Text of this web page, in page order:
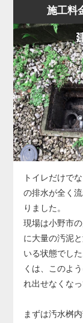
に排水される
作業後、お客
ることが多い
る」ことをお
に置かないよ
に水位が上が
子。
小野市の住宅
まり」は便器
く、ラバーカ
今回の状況は
器を一度取り
ました。
便器脱着後、
化した汚物が
大きく妨げて
このままでは
イヤー式排管
除去する作業
数回の施工で
複数回の排水
なお、今回の
ラーでも貫通
り、その場合
大きくなるた
施工料
トイレだけで
の排水が全く
りました。
現場は小野市
に大量の汚泥
いる状態でし
くは、このよ
れ出せなくな
まずは汚水桝